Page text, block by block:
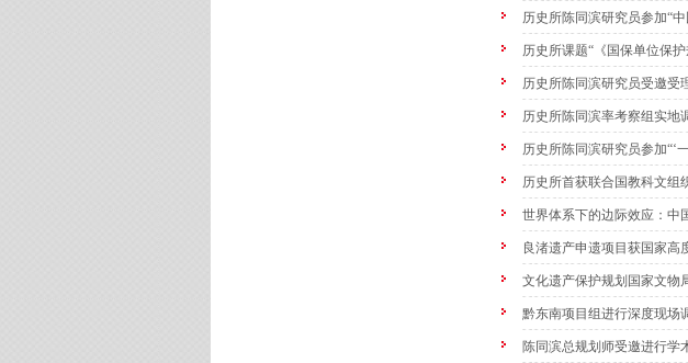
历史所陈同滨研究员参加“
历史所课题“《国保单位保
历史所陈同滨研究员受邀受
历史所陈同滨率考察组实地
历史所陈同滨研究员参加“‘
历史所首获联合国教科文组
世界体系下的边际效应：中
良渚遗产申遗项目获国家高
文化遗产保护规划国家文物
黔东南项目组进行深度现场
陈同滨总规划师受邀进行学